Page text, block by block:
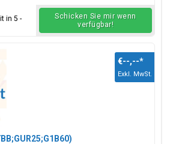
in 5 -
Schicken Sie mir wenn
verfügbar!
€--,--*
Exkl. MwSt.